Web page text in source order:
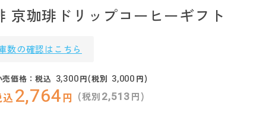
京珈琲ドリップコーヒーギフト
数の確認はこちら
価格：税込 3,300円(税別 3,000 円)
込2,764円 (税別2,513円)